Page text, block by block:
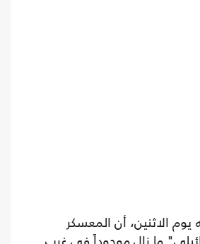
يوم الاثنين، أن المعسكر